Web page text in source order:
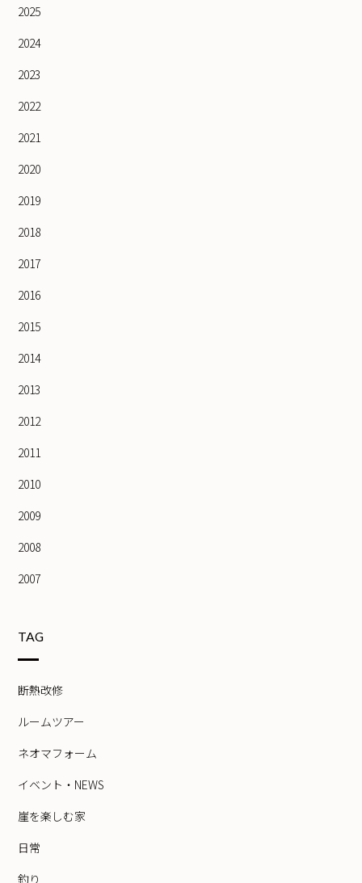
2025
2024
2023
2022
2021
2020
2019
2018
2017
2016
2015
2014
2013
2012
2011
2010
2009
2008
2007
TAG
断熱改修
ルームツアー
ネオマフォーム
イベント・NEWS
崖を楽しむ家
日常
釣り